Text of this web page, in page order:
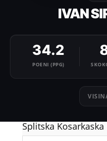
IVAN
34.2
POENI (PPG)
Splitska Kosarkaska